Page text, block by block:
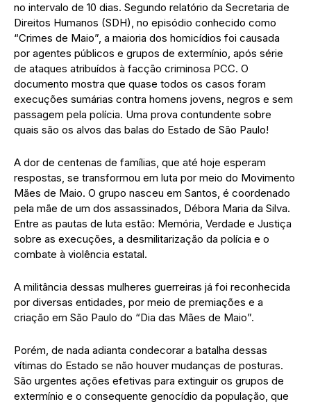
no intervalo de 10 dias. Segundo relatório da Secretaria de
Direitos Humanos (SDH), no episódio conhecido como
“Crimes de Maio”, a maioria dos homicídios foi causada
por agentes públicos e grupos de extermínio, após série
de ataques atribuídos à facção criminosa PCC. O
documento mostra que quase todos os casos foram
execuções sumárias contra homens jovens, negros e sem
passagem pela polícia. Uma prova contundente sobre
quais são os alvos das balas do Estado de São Paulo!
A dor de centenas de famílias, que até hoje esperam
respostas, se transformou em luta por meio do Movimento
Mães de Maio. O grupo nasceu em Santos, é coordenado
pela mãe de um dos assassinados, Débora Maria da Silva.
Entre as pautas de luta estão: Memória, Verdade e Justiça
sobre as execuções, a desmilitarização da polícia e o
combate à violência estatal.
A militância dessas mulheres guerreiras já foi reconhecida
por diversas entidades, por meio de premiações e a
criação em São Paulo do “Dia das Mães de Maio”.
Porém, de nada adianta condecorar a batalha dessas
vítimas do Estado se não houver mudanças de posturas.
São urgentes ações efetivas para extinguir os grupos de
extermínio e o consequente genocídio da população, que